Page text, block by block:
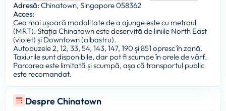
Despre Chinatown
Adresă: Chinatown, Singapore 058362
Acces:
Cea mai ușoară modalitate de a ajunge este cu metroul
(MRT). Stația Chinatown este deservită de liniile North East
(violet) și Downtown (albastru).
Autobuzele 2, 12, 33, 54, 143, 147, 190 și 851 opresc în zonă.
Taxiurile sunt disponibile, dar pot fi scumpe în orele de vârf.
Parcarea este limitată și scumpă, așa că transportul public
este recomandat.